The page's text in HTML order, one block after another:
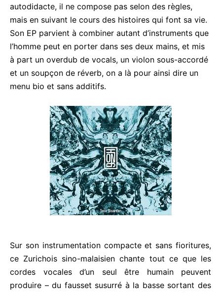
autodidacte, il ne compose pas selon des règles,
mais en suivant le cours des histoires qui font sa vie.
Son EP parvient à combiner autant d’instruments que
l’homme peut en porter dans ses deux mains, et mis
à part un overdub de vocals, un violon sous-accordé
et un soupçon de réverb, on a là pour ainsi dire un
menu bio et sans additifs.
Sur son instrumentation compacte et sans fioritures,
ce Zurichois sino-malaisien chante tout ce que les
cordes vocales d’un seul être humain peuvent
produire – du fausset susurré à la basse sortant des